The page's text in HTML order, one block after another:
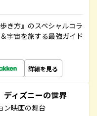
き方』のスペシャルコラ
宇宙を旅する最強ガイド
詳細を見る
ィズニーの世界
ン映画の舞台